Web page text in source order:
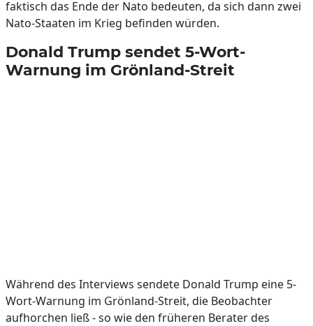
faktisch das Ende der Nato bedeuten, da sich dann zwei
Nato-Staaten im Krieg befinden würden.
Donald Trump sendet 5-Wort-
Warnung im Grönland-Streit
Während des Interviews sendete Donald Trump eine 5-
Wort-Warnung im Grönland-Streit, die Beobachter
aufhorchen ließ - so wie den früheren Berater des